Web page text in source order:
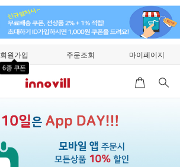
회원가입
6종 쿠폰
주문조회 마이페이지